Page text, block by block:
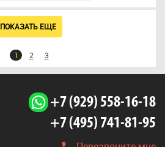
ПОКАЗАТЬ ЕЩЕ
1 2 3
+7 (929) 558-16-18
+7 (495) 741-81-95